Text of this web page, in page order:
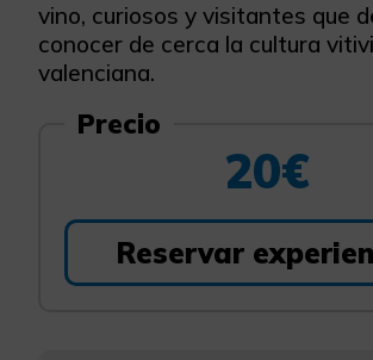
vino, curiosos y visitantes que
conocer de cerca la cultura
valenciana.
Precio
20€
Reservar